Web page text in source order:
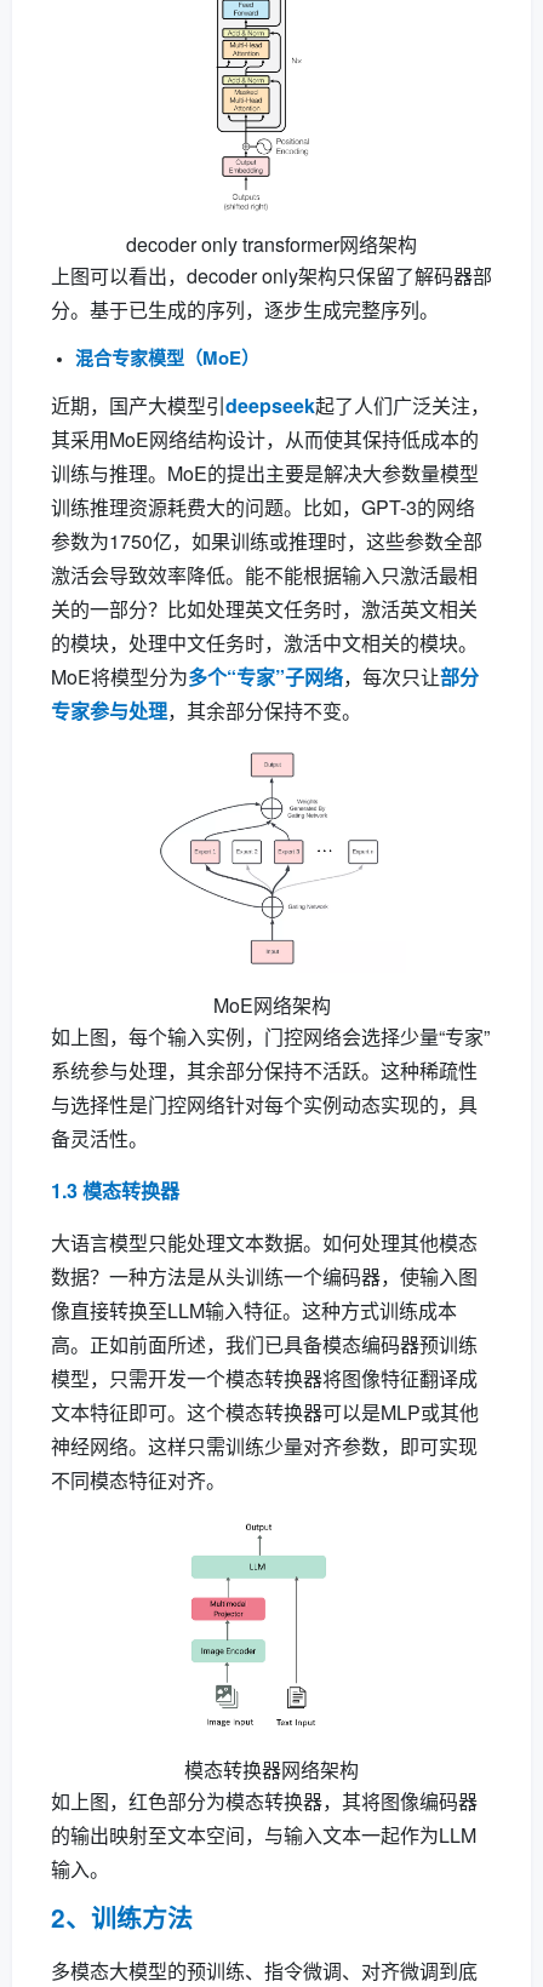
decoder only transformer网络架构
上图可以看出，decoder only架构只保留了解码器部
分。基于已生成的序列，逐步生成完整序列。
混合专家模型（MoE）
近期，国产大模型引 deepseek起了人们广泛关注，
其采用MoE网络结构设计，从而使其保持低成本的
训练与推理。MoE的提出主要是解决大参数量模型
训练推理资源耗费大的问题。比如，GPT-3的网络
参数为1750亿，如果训练或推理时，这些参数全部
激活会导致效率降低。能不能根据输入只激活最相
关的一部分？比如处理英文任务时，激活英文相关
的模块，处理中文任务时，激活中文相关的模块。
MoE将模型分为多个“专家”子网络，每次只让部分
专家参与处理，其余部分保持不变。
MoE网络架构
如上图，每个输入实例，门控网络会选择少量“专家”
系统参与处理，其余部分保持不活跃。这种稀疏性
与选择性是门控网络针对每个实例动态实现的，具
备灵活性。
1.3 模态转换器
大语言模型只能处理文本数据。如何处理其他模态
数据？一种方法是从头训练一个编码器，使输入图
像直接转换至LLM输入特征。这种方式训练成本
高。正如前面所述，我们已具备模态编码器预训练
模型，只需开发一个模态转换器将图像特征翻译成
文本特征即可。这个模态转换器可以是MLP或其他
神经网络。这样只需训练少量对齐参数，即可实现
不同模态特征对齐。
模态转换器网络架构
如上图，红色部分为模态转换器，其将图像编码器
的输出映射至文本空间，与输入文本一起作为LLM
输入。
2、训练方法
多模态大模型的预训练、指令微调、对齐微调到底